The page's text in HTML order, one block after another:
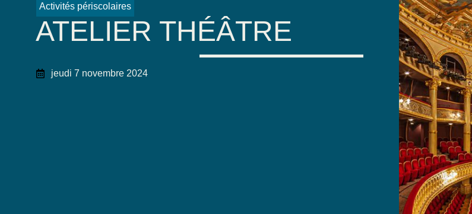
Activités périscolaires
ATELIER THÉÂTRE
jeudi 7 novembre 2024